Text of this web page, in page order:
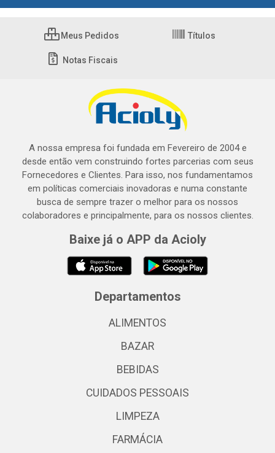
Meus Pedidos Títulos
Notas Fiscais
A nossa empresa foi fundada em Fevereiro de 2004 e
desde então vem construindo fortes parcerias com seus
Fornecedores e Clientes. Para isso, nos fundamentamos
em políticas comerciais inovadoras e numa constante
busca de sempre trazer o melhor para os nossos
colaboradores e principalmente, para os nossos clientes.
Baixe já o APP da Acioly
Departamentos
ALIMENTOS
BAZAR
BEBIDAS
CUIDADOS PESSOAIS
LIMPEZA
FARMÁCIA